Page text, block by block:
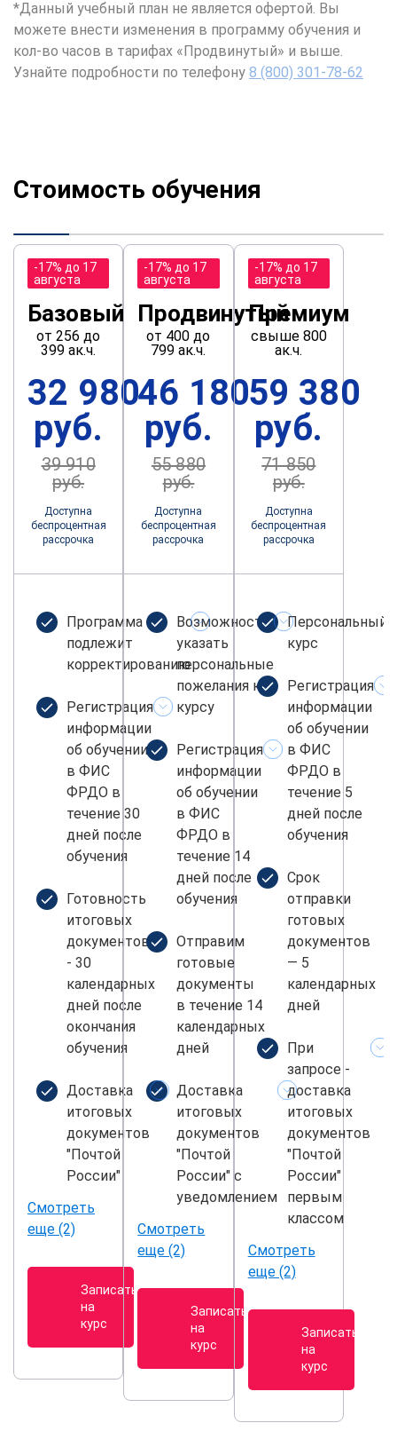
*Данный учебный план не является офертой. Вы
можете внести изменения в программу обучения и
кол-во часов в тарифах «Продвинутый» и выше.
Узнайте подробности по телефону 8 (800) 301-78-62
Стоимость обучения
-17% до 17
августа
Базовый
от 256 до
399 ак.ч.
32 980
руб.
39 910
руб.
Доступна
беспроцентная
рассрочка
Программа не
подлежит
корректированию
Регистрация
информации
об обучении
в ФИС
ФРДО в
течение 30
дней после
обучения
Готовность
итоговых
документов
- 30
календарных
дней после
окончания
обучения
Доставка
итоговых
документов
"Почтой
России"
Смотреть
еще (2)
Записаться
на
курс
-17% до 17
августа
Продвинутый
от 400 до
799 ак.ч.
46 180
руб.
55 880
руб.
Доступна
беспроцентная
рассрочка
Возможность
указать
персональные
пожелания к
курсу
Регистрация
информации
об обучении
в ФИС
ФРДО в
течение 14
дней после
обучения
Отправим
готовые
документы
в течение 14
календарных
дней
Доставка
итоговых
документов
"Почтой
России" с
уведомлением
Смотреть
еще (2)
Записаться
на
курс
-17% до 17
августа
Премиум
свыше 800
ак.ч.
59 380
руб.
71 850
руб.
Доступна
беспроцентная
рассрочка
Персональный
курс
Регистрация
информации
об обучении
в ФИС
ФРДО в
течение 5
дней после
обучения
Срок
отправки
готовых
документов
— 5
календарных
дней
При
запросе -
доставка
итоговых
документов
"Почтой
России"
первым
классом
Смотреть
еще (2)
Записаться
на
курс